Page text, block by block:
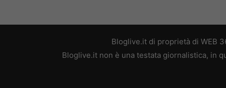
Bloglive.it di proprietà di WEB
Bloglive.it non è una testata giornalistica, in